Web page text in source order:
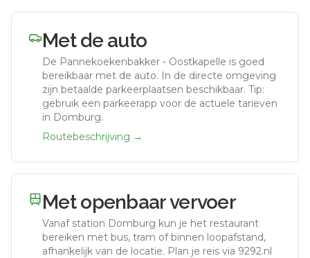
Met de auto
De Pannekoekenbakker - Oostkapelle is goed
bereikbaar met de auto. In de directe omgeving
zijn betaalde parkeerplaatsen beschikbaar. Tip:
gebruik een parkeerapp voor de actuele tarieven
in Domburg.
Routebeschrijving →
Met openbaar vervoer
Vanaf station Domburg kun je het restaurant
bereiken met bus, tram of binnen loopafstand,
afhankelijk van de locatie. Plan je reis via 9292.nl